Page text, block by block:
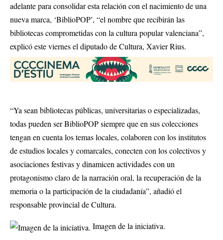
adelante para consolidar esta relación con el nacimiento de una
nueva marca, ‘BiblioPOP’, “el nombre que recibirán las
bibliotecas comprometidas con la cultura popular valenciana”,
explicó este viernes el diputado de Cultura, Xavier Rius.
“Ya sean bibliotecas públicas, universitarias o especializadas,
todas pueden ser BiblioPOP siempre que en sus colecciones
tengan en cuenta los temas locales, colaboren con los institutos
de estudios locales y comarcales, conecten con los colectivos y
asociaciones festivas y dinamicen actividades con un
protagonismo claro de la narración oral, la recuperación de la
memoria o la participación de la ciudadanía”, añadió el
responsable provincial de Cultura.
Imagen de la iniciativa.